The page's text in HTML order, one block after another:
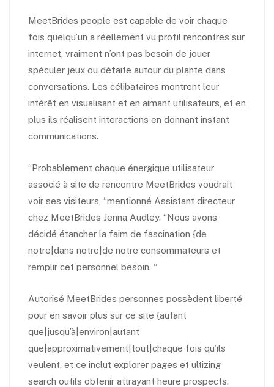
MeetBrides people est capable de voir chaque
fois quelqu’un a réellement vu profil rencontres sur
internet, vraiment n’ont pas besoin de jouer
spéculer jeux ou défaite autour du plante dans
conversations. Les célibataires montrent leur
intérêt en visualisant et en aimant utilisateurs, et en
plus ils réalisent interactions en donnant instant
communications.
“Probablement chaque énergique utilisateur
associé à site de rencontre MeetBrides voudrait
voir ses visiteurs, “mentionné Assistant directeur
chez MeetBrides Jenna Audley. “Nous avons
décidé étancher la faim de fascination {de
notre|dans notre|de notre consommateurs et
remplir cet personnel besoin. “
Autorisé MeetBrides personnes possèdent liberté
pour en savoir plus sur ce site {autant
que|jusqu’à|environ|autant
que|approximativement|tout|chaque fois qu’ils
veulent, et ce inclut explorer pages et ultizing
search outils obtenir attrayant heure prospects.